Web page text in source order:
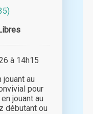
à 14h15
jouant au
pour
jouant au
débutant ou